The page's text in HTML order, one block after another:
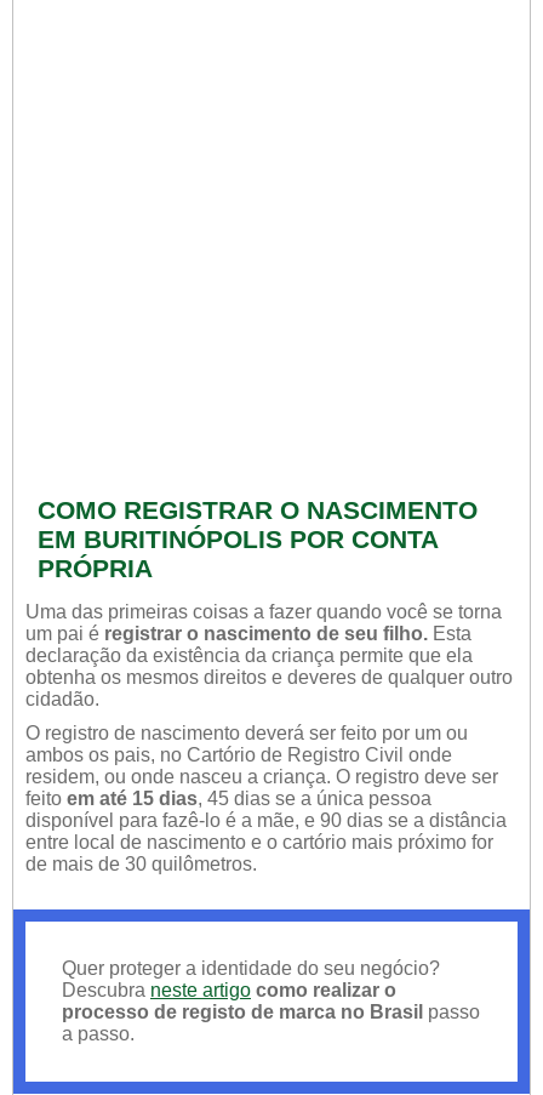
COMO REGISTRAR O NASCIMENTO
EM BURITINÓPOLIS POR CONTA
PRÓPRIA
Uma das primeiras coisas a fazer quando você se torna
um pai é registrar o nascimento de seu filho. Esta
declaração da existência da criança permite que ela
obtenha os mesmos direitos e deveres de qualquer outro
cidadão.
O registro de nascimento deverá ser feito por um ou
ambos os pais, no Cartório de Registro Civil onde
residem, ou onde nasceu a criança. O registro deve ser
feito em até 15 dias, 45 dias se a única pessoa
disponível para fazê-lo é a mãe, e 90 dias se a distância
entre local de nascimento e o cartório mais próximo for
de mais de 30 quilômetros.
Quer proteger a identidade do seu negócio?
Descubra neste artigo como realizar o
processo de registo de marca no Brasil passo
a passo.